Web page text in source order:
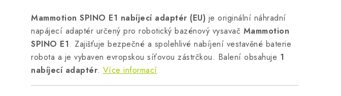
Mammotion SPINO E1 nabíjecí adaptér (EU) je originální náhradní
napájecí adaptér určený pro robotický bazénový vysavač Mammotion
SPINO E1. Zajišťuje bezpečné a spolehlivé nabíjení vestavěné baterie
robota a je vybaven evropskou síťovou zástrčkou. Balení obsahuje 1
nabíjecí adaptér. Více informací